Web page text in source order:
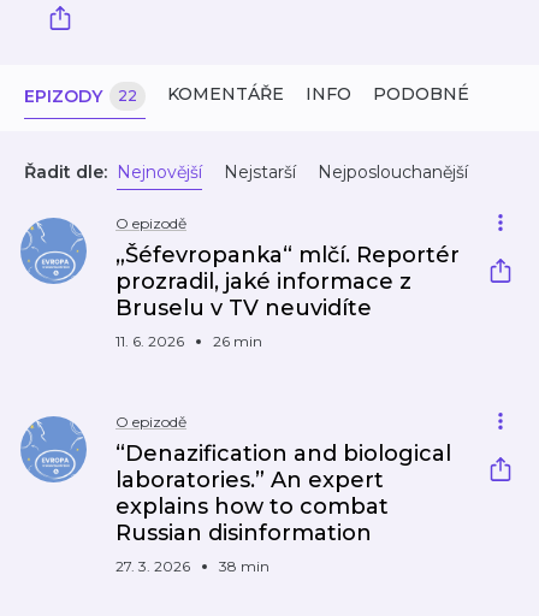
EPIZODY 22 KOMENTÁŘE INFO PODOBNÉ
Řadit dle: Nejnovější Nejstarší Nejposlouchanější
O epizodě
„Šéfevropanka“ mlčí. Reportér
prozradil, jaké informace z
Bruselu v TV neuvidíte
11. 6. 2026 26 min
O epizodě
“Denazification and biological
laboratories.” An expert
explains how to combat
Russian disinformation
27. 3. 2026 38 min